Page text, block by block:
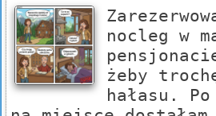
nocleg w
żeby
hałasu.